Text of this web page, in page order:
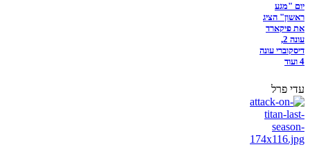
יום "מגע
ראשון" הציג
את פיקארד
עונה 2,
דיסקוברי עונה
4 ועוד
עדי פרל